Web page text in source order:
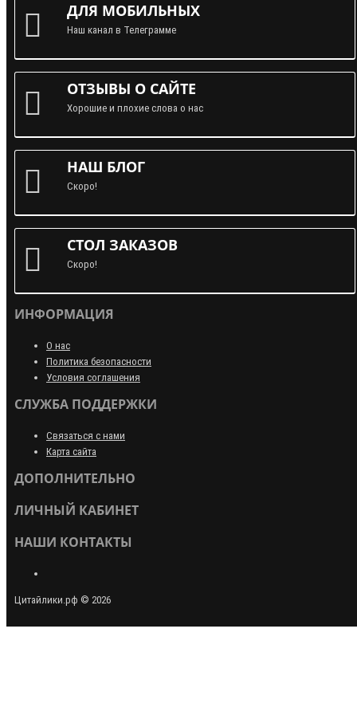
ДЛЯ МОБИЛЬНЫХ
Наш канал в Телеграмме
ОТЗЫВЫ О САЙТЕ
Хорошие и плохие слова о нас
НАШ БЛОГ
Скоро!
СТОЛ ЗАКАЗОВ
Скоро!
ИНФОРМАЦИЯ
О нас
Политика безопасности
Условия соглашения
СЛУЖБА ПОДДЕРЖКИ
Связаться с нами
Карта сайта
ДОПОЛНИТЕЛЬНО
ЛИЧНЫЙ КАБИНЕТ
НАШИ КОНТАКТЫ
Цитайлики.рф © 2026